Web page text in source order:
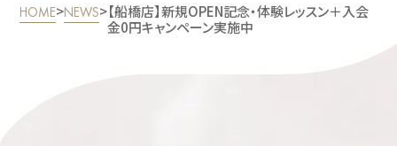
HOME>NEWS>【船橋店】新規OPEN記念・体験レッスン＋入会
金0円キャンペーン実施中